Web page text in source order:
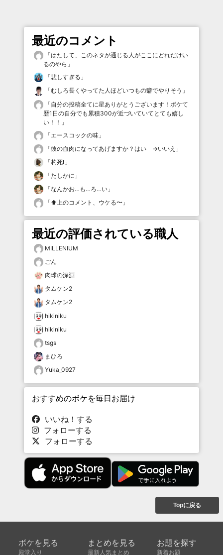
最近のコメント
「はたして、このネタが通じる人がここにどれだけい
るのやら 」
「悲しすぎる 」
「むしろ長くやってた人ほどいつもの癖でやりそう 」
「自分の投稿全てに星ありがとうございます！ボケて
歴1日の自分でも累積300が近づいていてとても嬉し
い！！ 」
「エースコックの味 」
「彼の血肉になってあげますか？はい →いいえ 」
「杓死❗️ 」
「たしかに 」
「なんかお…も…ろ…い 」
「⬆️上のコメント、ウケる〜 」
最近の評価されている職人
MILLENIUM
ごん
肉球の深淵
タムケン2
タムケン2
hikiniku
hikiniku
tsgs
まひろ
Yuka_0927
おすすめのボケを毎日お届け
いいね！する
フォローする
フォローする
Topに戻る
ボケを見る
殿堂入り
まとめを見る
最新人気まとめ
お題を探す
新着お題